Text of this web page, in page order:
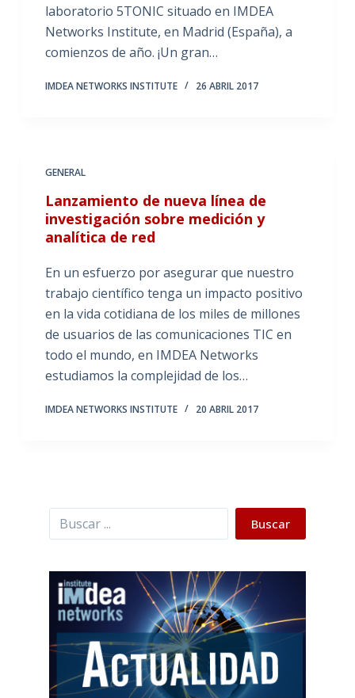
laboratorio 5TONIC situado en IMDEA
Networks Institute, en Madrid (España), a
comienzos de año. ¡Un gran…
IMDEA NETWORKS INSTITUTE 26 ABRIL 2017
GENERAL
Lanzamiento de nueva línea de
investigación sobre medición y
analítica de red
En un esfuerzo por asegurar que nuestro
trabajo científico tenga un impacto positivo
en la vida cotidiana de los miles de millones
de usuarios de las comunicaciones TIC en
todo el mundo, en IMDEA Networks
estudiamos la complejidad de los…
IMDEA NETWORKS INSTITUTE 20 ABRIL 2017
Buscar Buscar